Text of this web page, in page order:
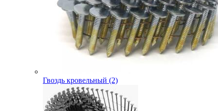
Гвоздь кровельный (2)